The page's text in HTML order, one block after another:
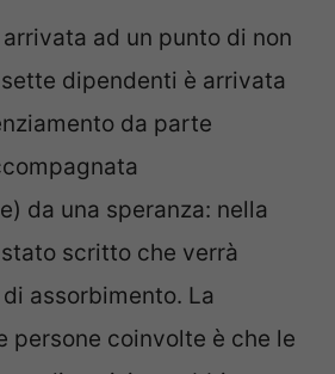
ad un punto di non
dipendenti è arrivata
da parte
da una speranza: nella
scritto che verrà
assorbimento. La
persone coinvolte è che le